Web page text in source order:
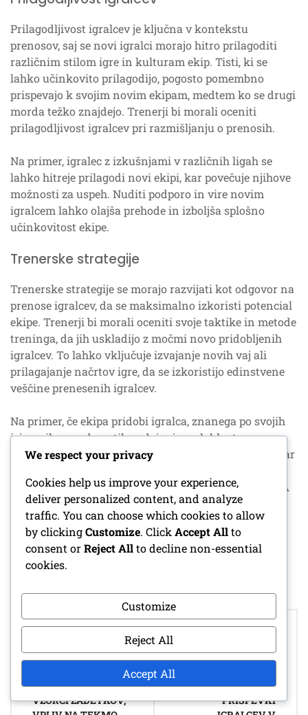
Prilagodljivost igralcev je ključna v kontekstu
prenosov, saj se novi igralci morajo hitro prilagoditi
različnim stilom igre in kulturam ekip. Tisti, ki se
lahko učinkovito prilagodijo, pogosto pomembno
prispevajo k svojim novim ekipam, medtem ko se drugi
morda težko znajdejo. Trenerji bi morali oceniti
prilagodljivost igralcev pri razmišljanju o prenosih.
Na primer, igralec z izkušnjami v različnih ligah se
lahko hitreje prilagodi novi ekipi, kar povečuje njihove
možnosti za uspeh. Nuditi podporo in vire novim
igralcem lahko olajša prehode in izboljša splošno
učinkovitost ekipe.
Trenerske strategije
Trenerske strategije se morajo razvijati kot odgovor na
prenose igralcev, da se maksimalno izkoristi potencial
ekipe. Trenerji bi morali oceniti svoje taktike in metode
treninga, da jih uskladijo z močmi novo pridobljenih
igralcev. To lahko vključuje izvajanje novih vaj ali
prilagajanje načrtov igre, da se izkoristijo edinstvene
veščine prenesenih igralcev.
Na primer, če ekipa pridobi igralca, znanega po svojih
izjemnih sposobnostih podajanja, se lahko trener
osredotoči na razvoj stila igre, ki temelji na posesti, kar
lahko ekipe povečajo svoje možnosti za uspeh na FIFA
svetovnem prvenstvu v plažnem nogometu 2024.
POSTED INUČINKOVITOST IGRALCA
Post
NAJBOLJŠI STRELCI
PRVENSTVA V
PLAŽI FIFA 2024:
VZORCI ZADETKOV,
IRANSKA
SODELOVANJE V
NAČRTOVANJE,
PRISPEVKI
We respect your privacy
Cookies help us improve your experience,
deliver personalized content, and analyze
traffic. You can choose which cookies to allow
by clickingCustomize. Click Accept Allto
consent orReject Allto decline non-essential
cookies.
Customize
Reject All
Accept All